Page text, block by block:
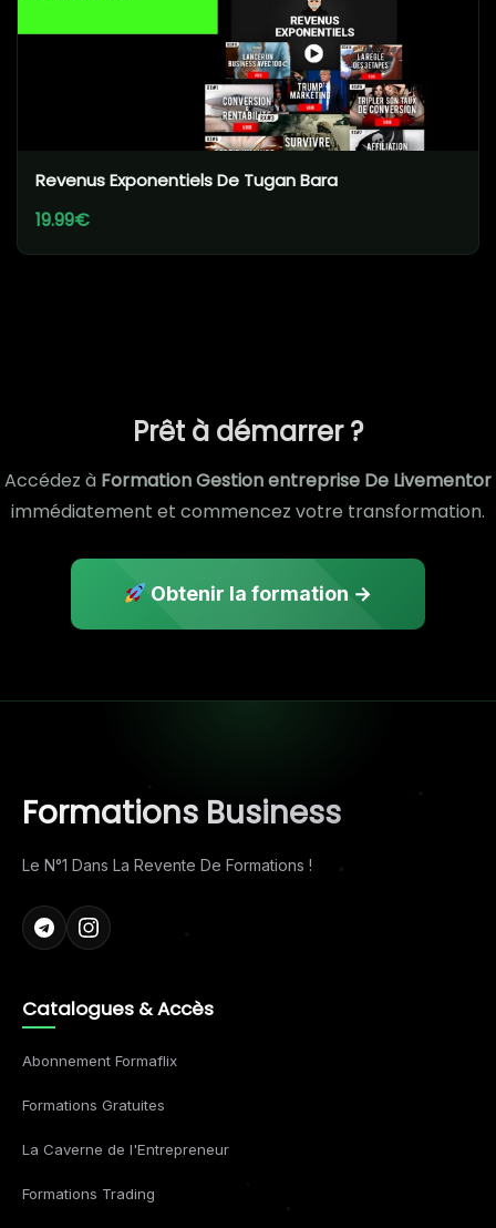
Revenus Exponentiels De Tugan Bara
19.99€
Prêt à démarrer ?
Accédez à Formation Gestion entreprise De Livementor
immédiatement et commencez votre transformation.
Obtenir la formation →
Formations Business
Le N°1 Dans La Revente De Formations !
Catalogues & Accès
Abonnement Formaflix
Formations Gratuites
La Caverne de l'Entrepreneur
Formations Trading